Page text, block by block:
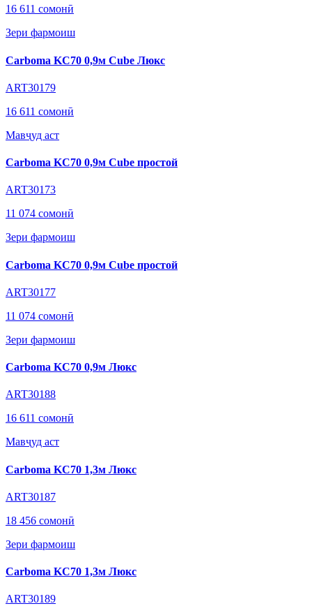
16 611 сомонӣ
Зери фармоиш
Carboma KC70 0,9м Cube Люкс
ART30179
16 611 сомонӣ
Мавҷуд аст
Carboma KC70 0,9м Cube простой
ART30173
11 074 сомонӣ
Зери фармоиш
Carboma KC70 0,9м Cube простой
ART30177
11 074 сомонӣ
Зери фармоиш
Carboma KC70 0,9м Люкс
ART30188
16 611 сомонӣ
Мавҷуд аст
Carboma KC70 1,3м Люкс
ART30187
18 456 сомонӣ
Зери фармоиш
Carboma KC70 1,3м Люкс
ART30189